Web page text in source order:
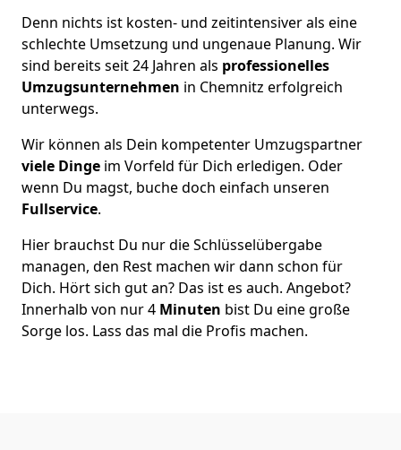
Denn nichts ist kosten- und zeitintensiver als eine
schlechte Umsetzung und ungenaue Planung. Wir
sind bereits seit 24 Jahren als professionelles
Umzugsunternehmen in Chemnitz erfolgreich
unterwegs.
Wir können als Dein kompetenter Umzugspartner
viele Dinge im Vorfeld für Dich erledigen. Oder
wenn Du magst, buche doch einfach unseren
Fullservice.
Hier brauchst Du nur die Schlüsselübergabe
managen, den Rest machen wir dann schon für
Dich. Hört sich gut an? Das ist es auch. Angebot?
Innerhalb von nur 4 Minuten bist Du eine große
Sorge los. Lass das mal die Profis machen.